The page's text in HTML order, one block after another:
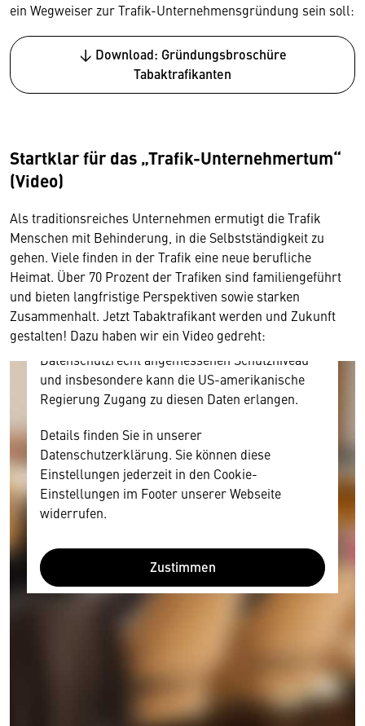
ein Wegweiser zur Trafik-Unternehmensgründung sein soll:
↓ Download: Gründungsbroschüre
Tabaktrafikanten
Startklar für das „Trafik-Unternehmertum“
(Video)
Als traditionsreiches Unternehmen ermutigt die Trafik
Menschen mit Behinderung, in die Selbstständigkeit zu
gehen. Viele finden in der Trafik eine neue berufliche
Heimat. Über 70 Prozent der Trafiken sind familiengeführt
und bieten langfristige Perspektiven sowie starken
Zusammenhalt. Jetzt Tabaktrafikant werden und Zukunft
gestalten! Dazu haben wir ein Video gedreht:
Wir benötigen Ihre Zustimmung
Hier würden wir Ihnen gerne einen externen
Inhalt anzeigen. Dafür benötigen wir allerdings
Ihre Zustimmung, da Ihr Browser
personenbezogene technische Daten zu Geräten
und Nutzerverhalten mitunter mit US-
amerikanischen Anbietern austauscht.
Diese Daten unterliegen keinem dem EU-
Datenschutzrecht angemessenen Schutzniveau
und insbesondere kann die US-amerikanische
Regierung Zugang zu diesen Daten erlangen.
Details finden Sie in unserer
Datenschutzerklärung. Sie können diese
Einstellungen jederzeit in den Cookie-
Einstellungen im Footer unserer Webseite
widerrufen.
Zustimmen